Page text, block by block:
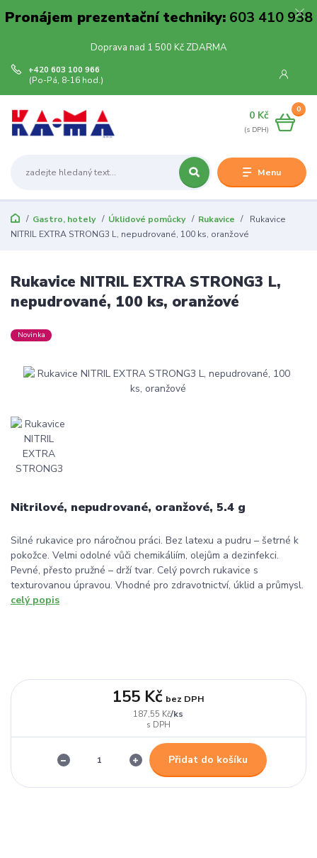
Pronájem prezentační techniky:603 410 938
Doprava nad 1 500 Kč ZDARMA
Menu
+420 603 100 966
(Po-Pá, 8-16 hod.)
0
0 Kč
Gastro, hotely Úklidové pomůcky Rukavice
Rukavice
NITRIL EXTRA STRONG3 L, nepudrované, 100 ks, oranžové
Rukavice NITRIL EXTRA STRONG3 L,
nepudrované, 100 ks, oranžové
Novinka
Nitrilové, nepudrované, oranžové, 5.4 g
Silné rukavice pro náročnou práci. Bez latexu a pudru – šetrné k
pokožce. Velmi odolné vůči chemikáliím, olejům a dezinfekci.
Pevné, přesto pružné – drží tvar. Celý povrch rukavice s
texturovanou úpravou. Vhodné pro zdravotnictví, úklid a průmysl.
celý popis
187,55 Kč/ks
155 Kč bez DPH
Přidat do košíku